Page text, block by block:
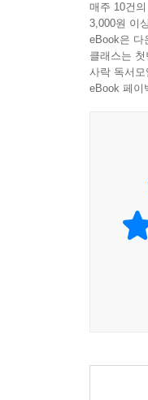
나는 무릎
가 만든
어떤 이
고 싫은
게 온다.
하다. 노
노래하는
노래하
외에도 제
되새기고,
공감하기
노래는
지극히
만한 것
진득하게
‘부르다
매주 10건
3,000원 이
eBook은 다
클래스는
사락 독서
eBook 페이